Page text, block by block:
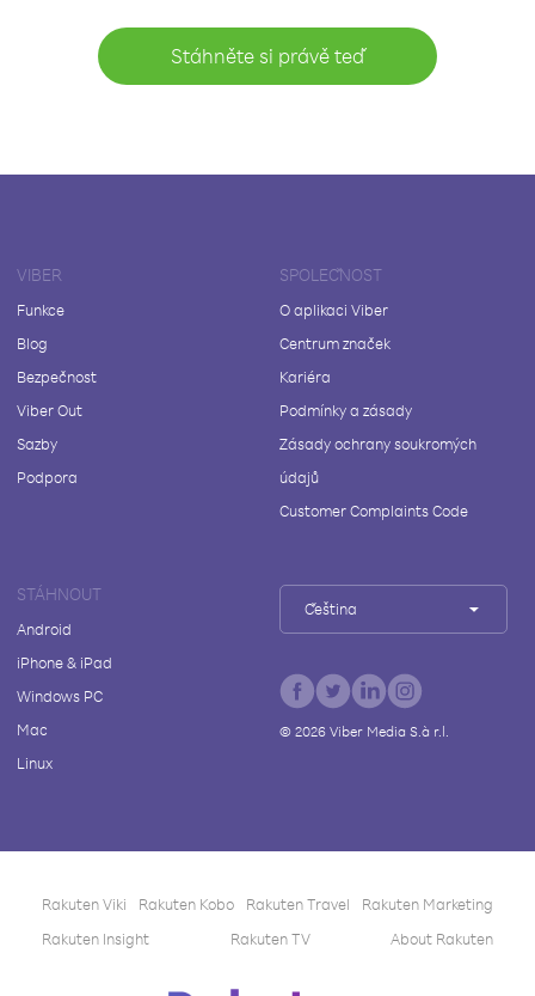
Stáhněte si právě teď
VIBER
Funkce
Blog
Bezpečnost
Viber Out
Sazby
Podpora
SPOLEČNOST
O aplikaci Viber
Centrum značek
Kariéra
Podmínky a zásady
Zásady ochrany soukromých
údajů
Customer Complaints Code
STÁHNOUT
Android
iPhone & iPad
Windows PC
Mac
Linux
Čeština
© 2026Viber Media S.à r.l.
Rakuten Viki Rakuten Kobo Rakuten Travel
Rakuten Marketing
Rakuten Insight
Rakuten TV About Rakuten